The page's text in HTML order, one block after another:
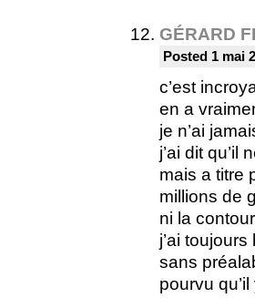
GÉRARD
Posted 1 mai
c’est
en a
je n’ai
j’ai dit qu’il
mais a titre
millions de
ni la
j’ai
sans
pourvu